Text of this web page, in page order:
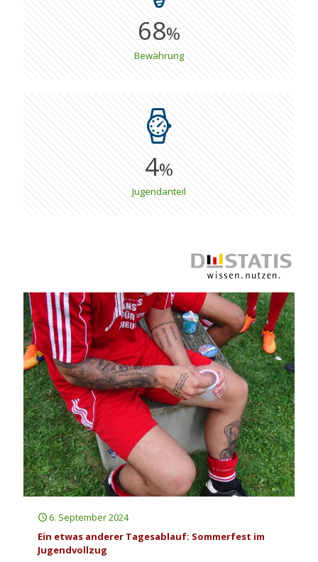
68%
Bewährung
4%
Jugendanteil
6. September 2024
Ein etwas anderer Tagesablauf: Sommerfest im
Jugendvollzug